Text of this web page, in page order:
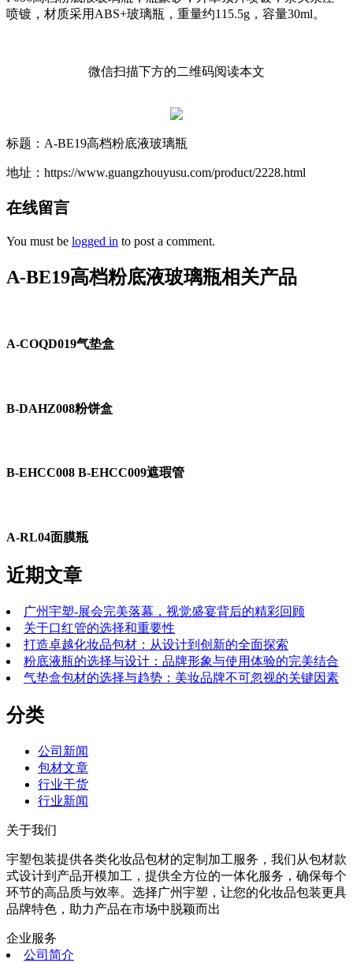
喷镀，材质采用ABS+玻璃瓶，重量约115.5g，容量30ml。
微信扫描下方的二维码阅读本文
标题：A-BE19高档粉底液玻璃瓶
地址：https://www.guangzhouyusu.com/product/2228.html
在线留言
You must be logged in to post a comment.
A-BE19高档粉底液玻璃瓶相关产品
A-COQD019气垫盒
B-DAHZ008粉饼盒
B-EHCC008 B-EHCC009遮瑕管
A-RL04面膜瓶
近期文章
广州宇塑-展会完美落幕，视觉盛宴背后的精彩回顾
关于口红管的选择和重要性
打造卓越化妆品包材：从设计到创新的全面探索
粉底液瓶的选择与设计：品牌形象与使用体验的完美结合
气垫盒包材的选择与趋势：美妆品牌不可忽视的关键因素
分类
公司新闻
包材文章
行业干货
行业新闻
关于我们
宇塑包装提供各类化妆品包材的定制加工服务，我们从包材款
式设计到产品开模加工，提供全方位的一体化服务，确保每个
环节的高品质与效率。选择广州宇塑，让您的化妆品包装更具
品牌特色，助力产品在市场中脱颖而出
企业服务
公司简介